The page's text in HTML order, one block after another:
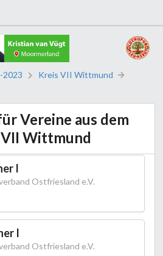
2023
Kreis VII Wittmund
Vereine aus dem
Wittmund
I
Ostfriesland e.V.
I
Ostfriesland e.V.